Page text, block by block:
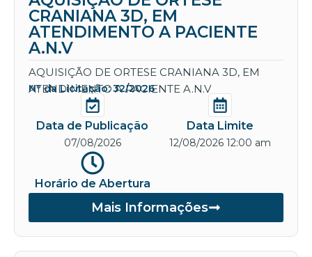
CRANIANA 3D, EM
ATENDIMENTO A PACIENTE
A.N.V
AQUISIÇÃO DE ORTESE CRANIANA 3D, EM
ATENDIMENTO A PACIENTE A.N.V
Nº da Licitação: 32/2026
Data de Publicação
07/08/2026
Data Limite
12/08/2026 12:00 am
Horário de Abertura
Mais Informações